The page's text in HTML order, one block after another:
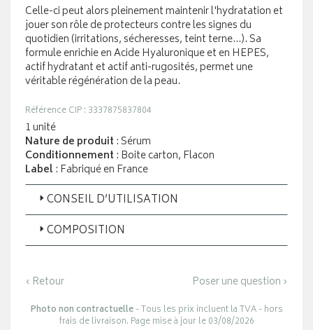
Celle-ci peut alors pleinement maintenir l'hydratation et
jouer son rôle de protecteurs contre les signes du
quotidien (irritations, sécheresses, teint terne...). Sa
formule enrichie en Acide Hyaluronique et en HEPES,
actif hydratant et actif anti-rugosités, permet une
véritable régénération de la peau.
Référence CIP : 3337875837804
1 unité
Nature de produit : Sérum
Conditionnement : Boite carton, Flacon
Label: Fabriqué en France
CONSEIL D’UTILISATION
COMPOSITION
‹ Retour Poser une question ›
Photo non contractuelle- Tous les prix incluent la TVA - hors
frais de livraison. Page mise à jour le 03/08/2026